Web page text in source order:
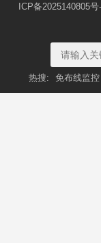
ICP备2025140805号
热搜: 免布线监控